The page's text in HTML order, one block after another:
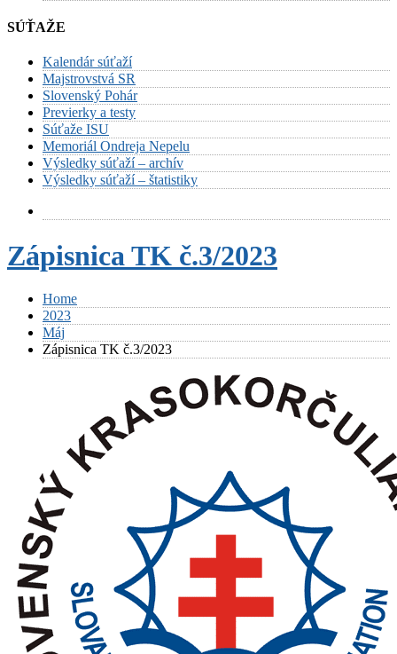
SÚŤAŽE
Kalendár súťaží
Majstrovstvá SR
Slovenský Pohár
Previerky a testy
Súťaže ISU
Memoriál Ondreja Nepelu
Výsledky súťaží – archív
Výsledky súťaží – štatistiky
Zápisnica TK č.3/2023
Home
2023
Máj
Zápisnica TK č.3/2023